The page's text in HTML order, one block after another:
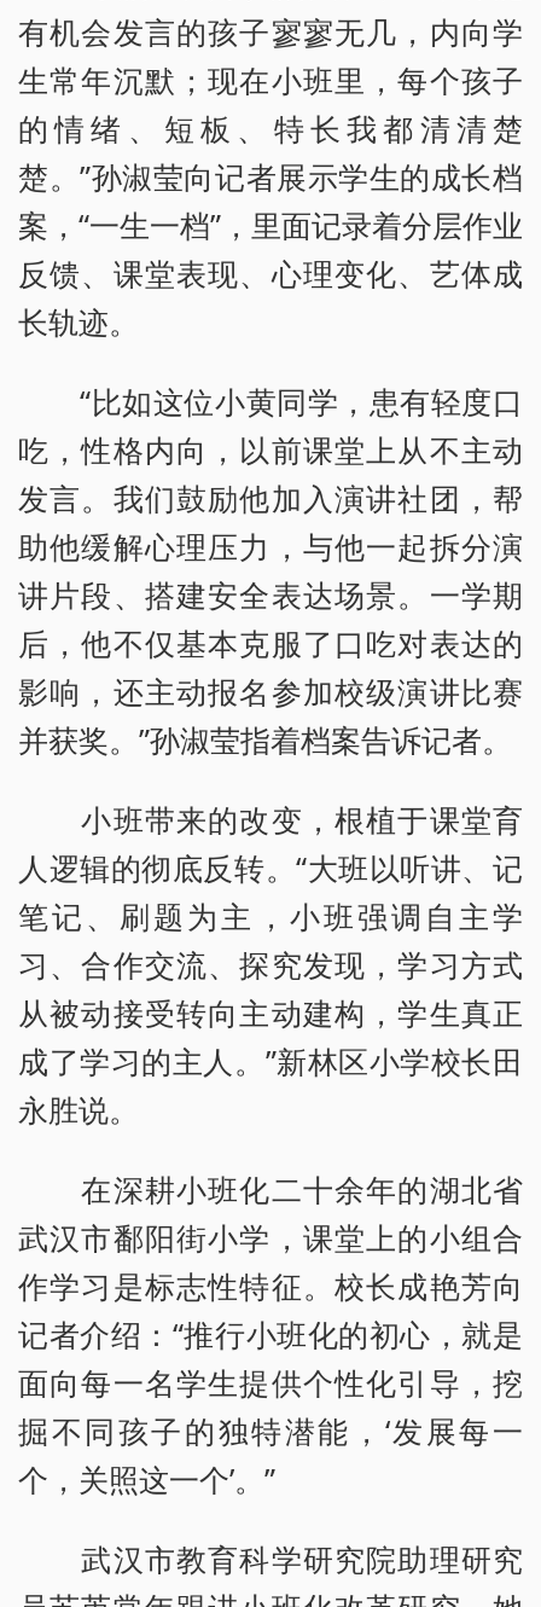
有机会发言的孩子寥寥无几，内向学
生常年沉默；现在小班里，每个孩子
的情绪、短板、特长我都清清楚
楚。”孙淑莹向记者展示学生的成长档
案，“一生一档”，里面记录着分层作业
反馈、课堂表现、心理变化、艺体成
长轨迹。
“比如这位小黄同学，患有轻度口
吃，性格内向，以前课堂上从不主动
发言。我们鼓励他加入演讲社团，帮
助他缓解心理压力，与他一起拆分演
讲片段、搭建安全表达场景。一学期
后，他不仅基本克服了口吃对表达的
影响，还主动报名参加校级演讲比赛
并获奖。”孙淑莹指着档案告诉记者。
小班带来的改变，根植于课堂育
人逻辑的彻底反转。“大班以听讲、记
笔记、刷题为主，小班强调自主学
习、合作交流、探究发现，学习方式
从被动接受转向主动建构，学生真正
成了学习的主人。”新林区小学校长田
永胜说。
在深耕小班化二十余年的湖北省
武汉市鄱阳街小学，课堂上的小组合
作学习是标志性特征。校长成艳芳向
记者介绍：“推行小班化的初心，就是
面向每一名学生提供个性化引导，挖
掘不同孩子的独特潜能，‘发展每一
个，关照这一个’。”
武汉市教育科学研究院助理研究